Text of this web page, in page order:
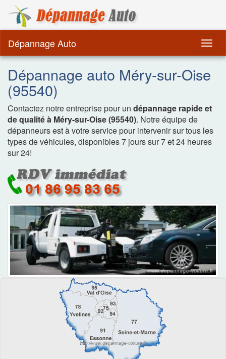
Dépannage Auto
Dépannage auto Méry-sur-Oise
(95540)
Contactez notre entreprise pour un dépannage rapide et
de qualité à Méry-sur-Oise (95540). Notre équipe de
dépanneurs est à votre service pour intervenir sur tous les
types de véhicules, disponibles 7 jours sur 7 et 24 heures
sur 24!